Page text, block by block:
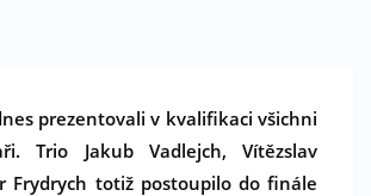
prezentovali v kvalifikaci všichni
Trio Jakub Vadlejch, Vítězslav
Frydrych totiž postoupilo do finále